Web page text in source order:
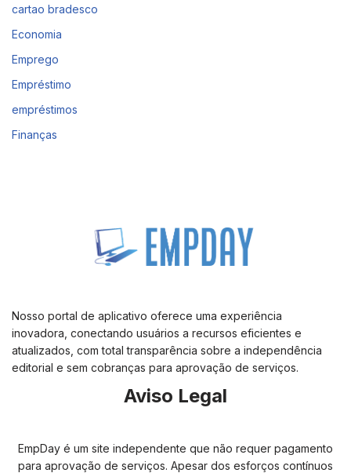
cartao bradesco
Economia
Emprego
Empréstimo
empréstimos
Finanças
Nosso portal de aplicativo oferece uma experiência
inovadora, conectando usuários a recursos eficientes e
atualizados, com total transparência sobre a independência
editorial e sem cobranças para aprovação de serviços.
Aviso Legal
EmpDay é um site independente que não requer pagamento
para aprovação de serviços. Apesar dos esforços contínuos